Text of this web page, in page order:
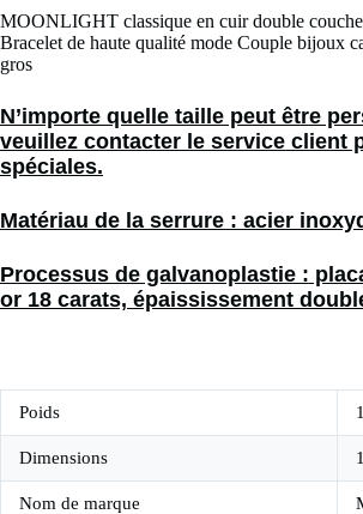
MOONLIGHT classique en cuir double
Bracelet de haute qualité mode Couple bijoux
gros
N’importe quelle taille peut être
veuillez contacter le service client
spéciales.
Matériau de la serrure : acier
Processus de galvanoplastie :
or 18 carats, épaississement
Poids
Dimensions
Nom de marque